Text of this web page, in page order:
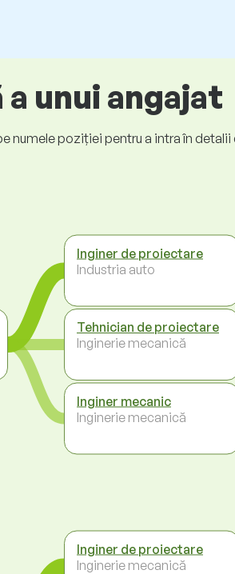
unui angajat
numele poziției pentru a intra în detalii
Inginer de proiectare
Industria auto
Tehnician de proiectare
Inginerie mecanică
Inginer mecanic
Inginerie mecanică
Inginer de proiectare
Inginerie mecanică